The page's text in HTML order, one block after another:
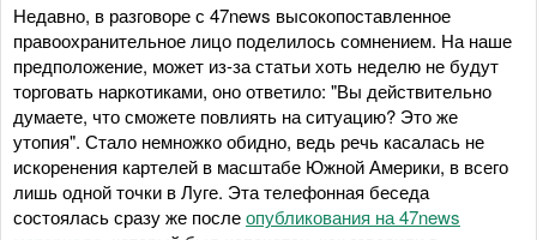
Недавно, в разговоре с 47news высокопоставленное
правоохранительное лицо поделилось сомнением. На наше
предположение, может из-за статьи хоть неделю не будут
торговать наркотиками, оно ответило: "Вы действительно
думаете, что сможете повлиять на ситуацию? Это же
утопия". Стало немножко обидно, ведь речь касалась не
искоренения картелей в масштабе Южной Америки, в всего
лишь одной точки в Луге. Эта телефонная беседа
состоялась сразу же послеопубликования на 47news